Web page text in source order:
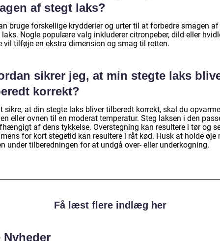
af stegt laks?
bruge forskellige krydderier og urter til at forbedre smagen af
laks. Nogle populære valg inkluderer citronpeber, dild eller
vil tilføje en ekstra dimension og smag til retten.
sikrer jeg, at min stegte laks
korrekt?
sikre, at din stegte laks bliver tilberedt korrekt, skal du opvarme
eller ovnen til en moderat temperatur. Steg laksen i den
af dens tykkelse. Overstegning kan resultere i tør og
for kort stegetid kan resultere i råt kød. Husk at holde øje
under tilberedningen for at undgå over- eller underkogning.
Få læst flere indlæg her
Nyheder